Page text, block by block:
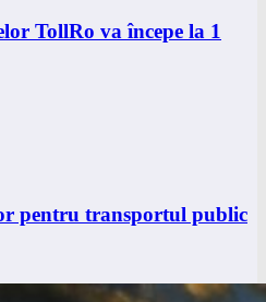
TollRo va începe la 1
pentru transportul public